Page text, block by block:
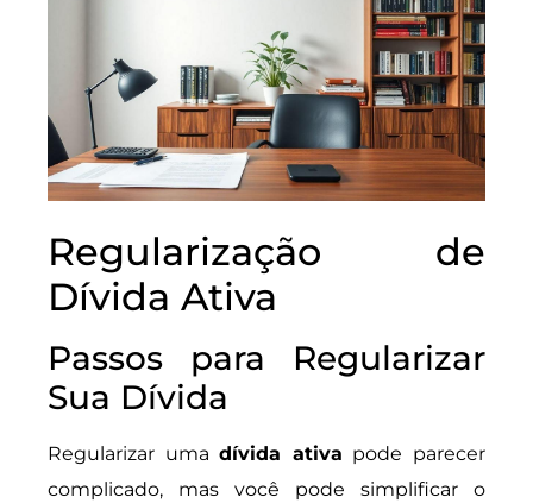
Regularização de
Dívida Ativa
Passos para Regularizar
Sua Dívida
Regularizar umadívida ativa pode parecer
complicado, mas você pode simplificar o